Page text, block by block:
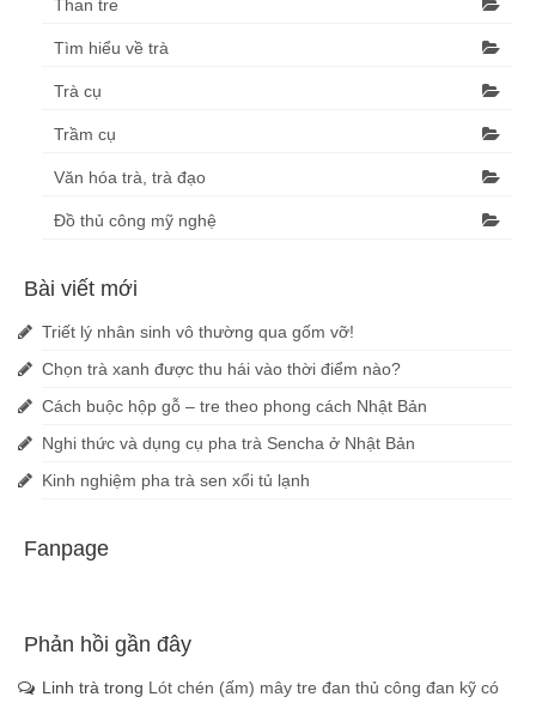
Than tre
Tìm hiểu về trà
Trà cụ
Trầm cụ
Văn hóa trà, trà đạo
Đồ thủ công mỹ nghệ
Bài viết mới
Triết lý nhân sinh vô thường qua gốm vỡ!
Chọn trà xanh được thu hái vào thời điểm nào?
Cách buộc hộp gỗ – tre theo phong cách Nhật Bản
Nghi thức và dụng cụ pha trà Sencha ở Nhật Bản
Kinh nghiệm pha trà sen xổi tủ lạnh
Fanpage
Phản hồi gần đây
Linh trà trong Lót chén (ấm) mây tre đan thủ công đan kỹ có